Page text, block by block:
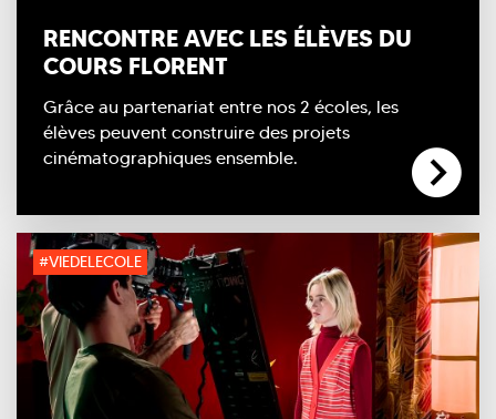
RENCONTRE AVEC LES ÉLÈVES DU
COURS FLORENT
Grâce au partenariat entre nos 2 écoles, les
élèves peuvent construire des projets
cinématographiques ensemble.
#VIEDELECOLE